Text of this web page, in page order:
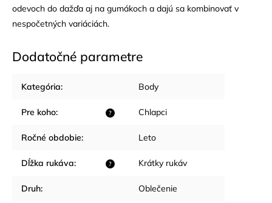
odevoch do dažďa aj na gumákoch a dajú sa kombinovať v
nespočetných variáciách.
Dodatočné parametre
Kategória: Body
?
Pre koho: Chlapci
Ročné obdobie: Leto
?
Dĺžka rukáva: Krátky rukáv
Druh: Oblečenie